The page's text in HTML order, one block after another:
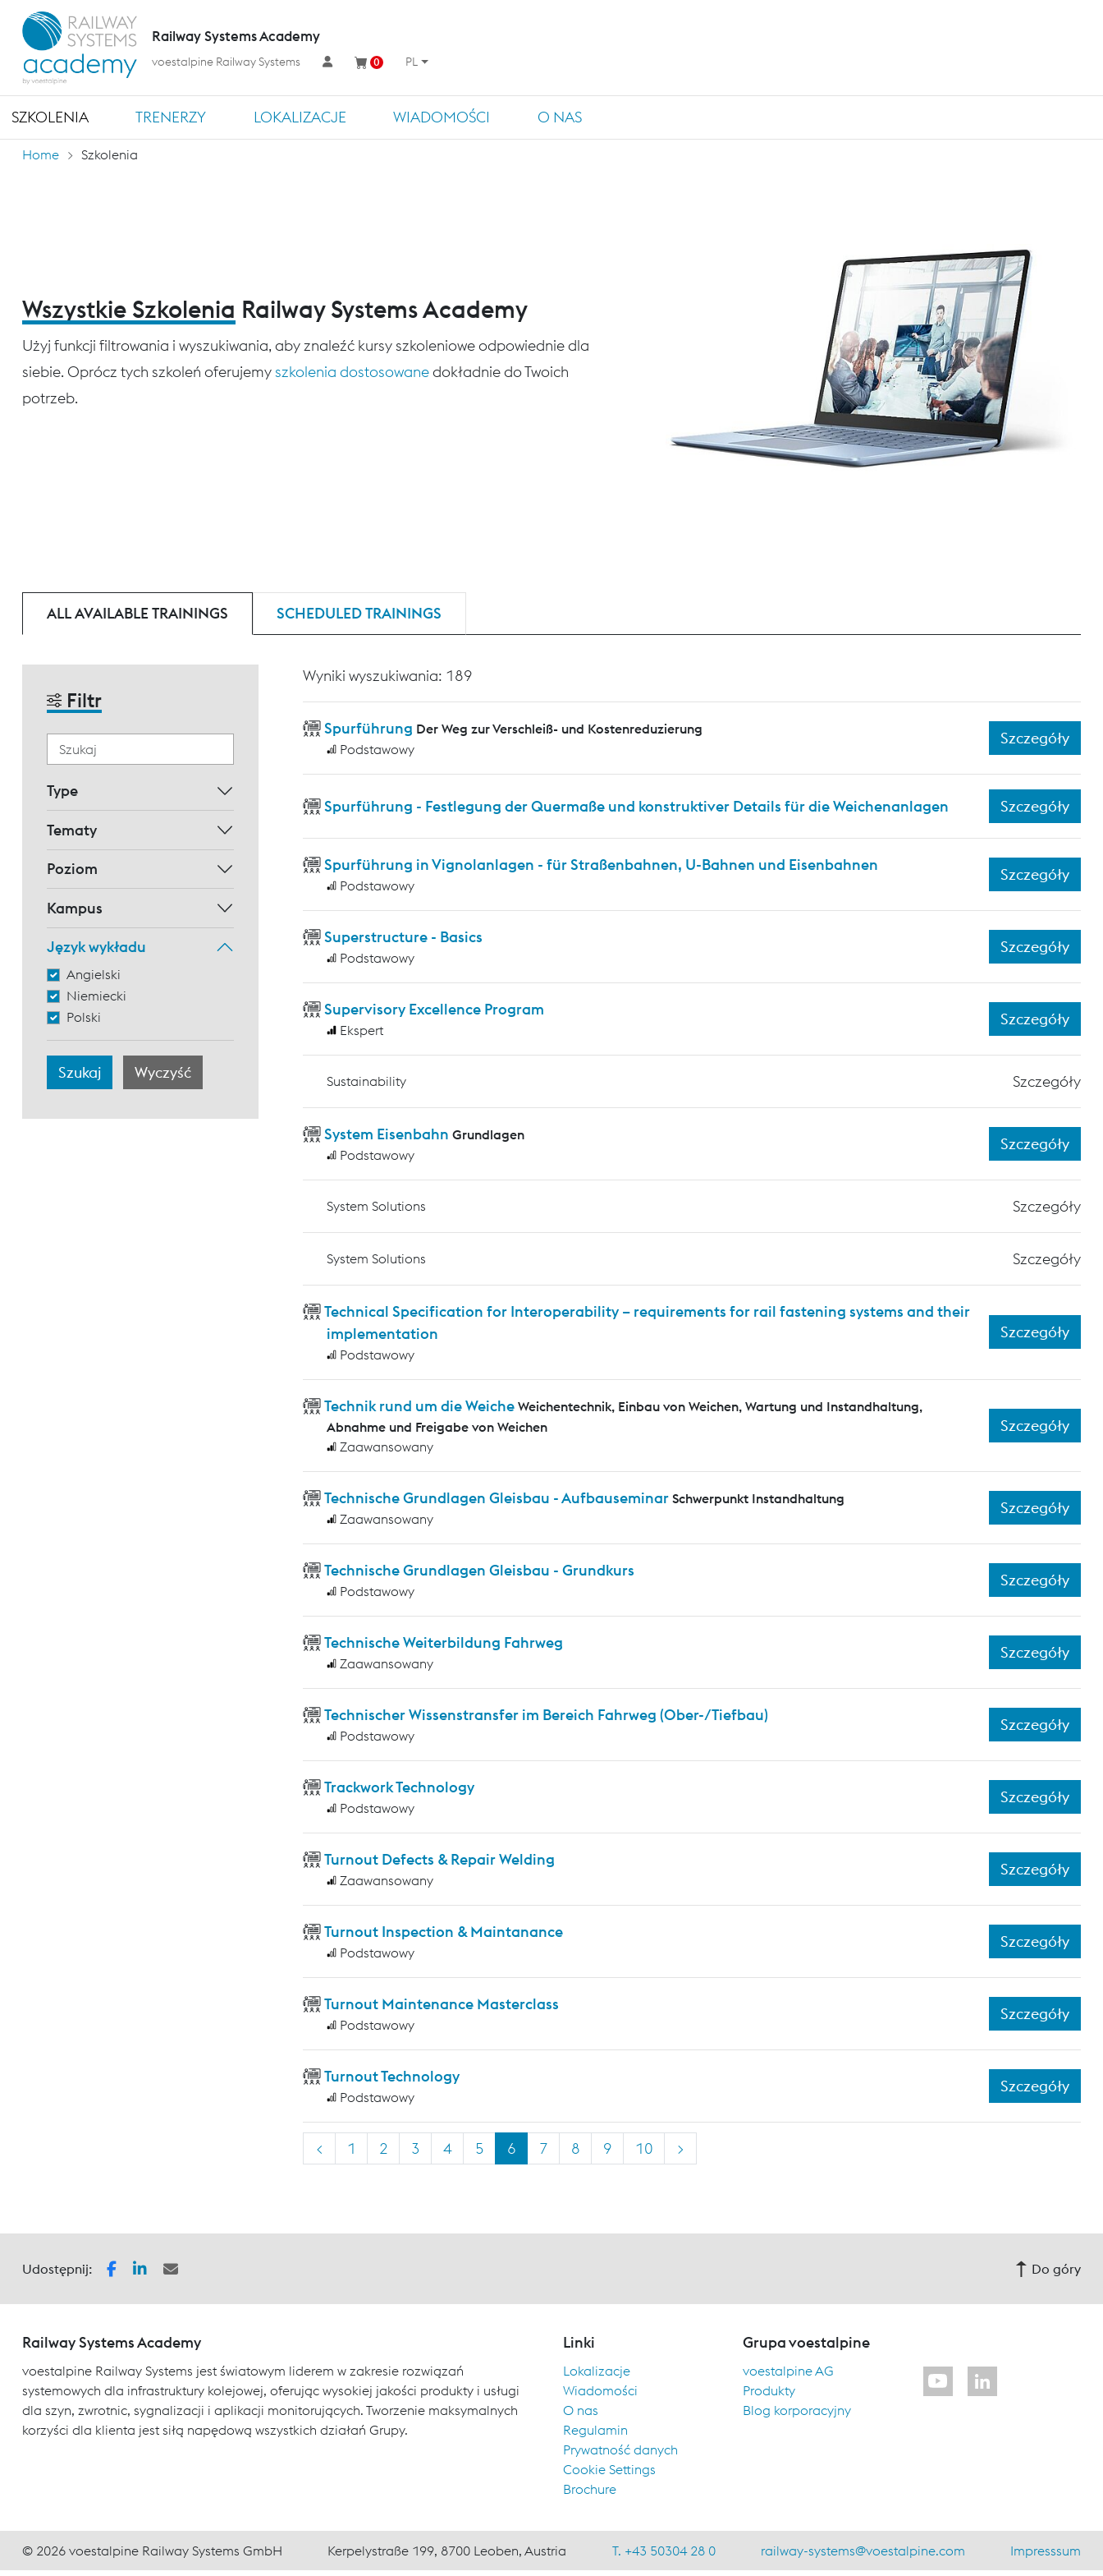
SZKOLENIA TRENERZY LOKALIZACJE WIADOMOŚCI O NAS
Railway Systems Academy
voestalpine Railway Systems 0 PL
Home Szkolenia
Wszystkie Szkolenia Railway Systems Academy
Użyj funkcji filtrowania i wyszukiwania, aby znaleźć kursy szkoleniowe odpowiednie dla
siebie. Oprócz tych szkoleń oferujemyszkolenia dostosowanedokładnie do Twoich
potrzeb.
ALL AVAILABLE TRAININGS SCHEDULED TRAININGS
Filtr
Type
Tematy
Poziom
Kampus
Język wykładu
Angielski
Niemiecki
Polski
Wyniki wyszukiwania: 189
Spurführung Der Weg zur Verschleiß- und Kostenreduzierung
Podstawowy
Szczegóły
Spurführung - Festlegung der Quermaße und konstruktiver Details für die Weichenanlagen Szczegóły
Spurführung in Vignolanlagen - für Straßenbahnen, U-Bahnen und Eisenbahnen
Podstawowy
Szczegóły
Superstructure - Basics
Podstawowy
Szczegóły
Supervisory Excellence Program
Ekspert
Szczegóły
Sustainability Szczegóły
System Eisenbahn Grundlagen
Podstawowy
Szczegóły
System Solutions Szczegóły
System Solutions Szczegóły
Technical Specification for Interoperability – requirements for rail fastening systems and their
implementation
Podstawowy
Szczegóły
Technik rund um die Weiche Weichentechnik, Einbau von Weichen, Wartung und Instandhaltung,
Abnahme und Freigabe von Weichen
Zaawansowany
Szczegóły
Technische Grundlagen Gleisbau - Aufbauseminar Schwerpunkt Instandhaltung
Zaawansowany
Szczegóły
Technische Grundlagen Gleisbau - Grundkurs
Podstawowy
Szczegóły
Technische Weiterbildung Fahrweg
Zaawansowany
Szczegóły
Technischer Wissenstransfer im Bereich Fahrweg (Ober-/Tiefbau)
Podstawowy
Szczegóły
Trackwork Technology
Podstawowy
Szczegóły
Turnout Defects & Repair Welding
Zaawansowany
Szczegóły
Turnout Inspection & Maintanance
Podstawowy
Szczegóły
Turnout Maintenance Masterclass
Podstawowy
Szczegóły
Turnout Technology
Podstawowy
Szczegóły
< 1 2 3 4 5 6 7 8 9 10 >
Udostępnij: Do góry
Railway Systems Academy
voestalpine Railway Systems jest światowym liderem w zakresie rozwiązań
systemowych dla infrastruktury kolejowej, oferując wysokiej jakości produkty i usługi
dla szyn, zwrotnic, sygnalizacji i aplikacji monitorujących. Tworzenie maksymalnych
korzyści dla klienta jest siłą napędową wszystkich działań Grupy.
Linki
Lokalizacje
Wiadomości
O nas
Regulamin
Prywatność danych
Cookie Settings
Brochure
Grupa voestalpine
voestalpine AG
Produkty
Blog korporacyjny
© 2026 voestalpine Railway Systems GmbH Kerpelystraße 199, 8700 Leoben, Austria T. +43 50304 28 0 railway-systems@voestalpine.com Impresssum